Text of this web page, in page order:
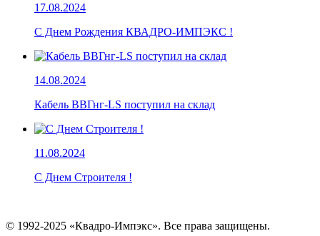
17.08.2024
С Днем Рождения КВАДРО-ИМПЭКС !
14.08.2024
Кабель ВВГнг-LS поступил на склад
11.08.2024
С Днем Строителя !
© 1992-2025 «Квадро-Импэкс». Все права защищены.